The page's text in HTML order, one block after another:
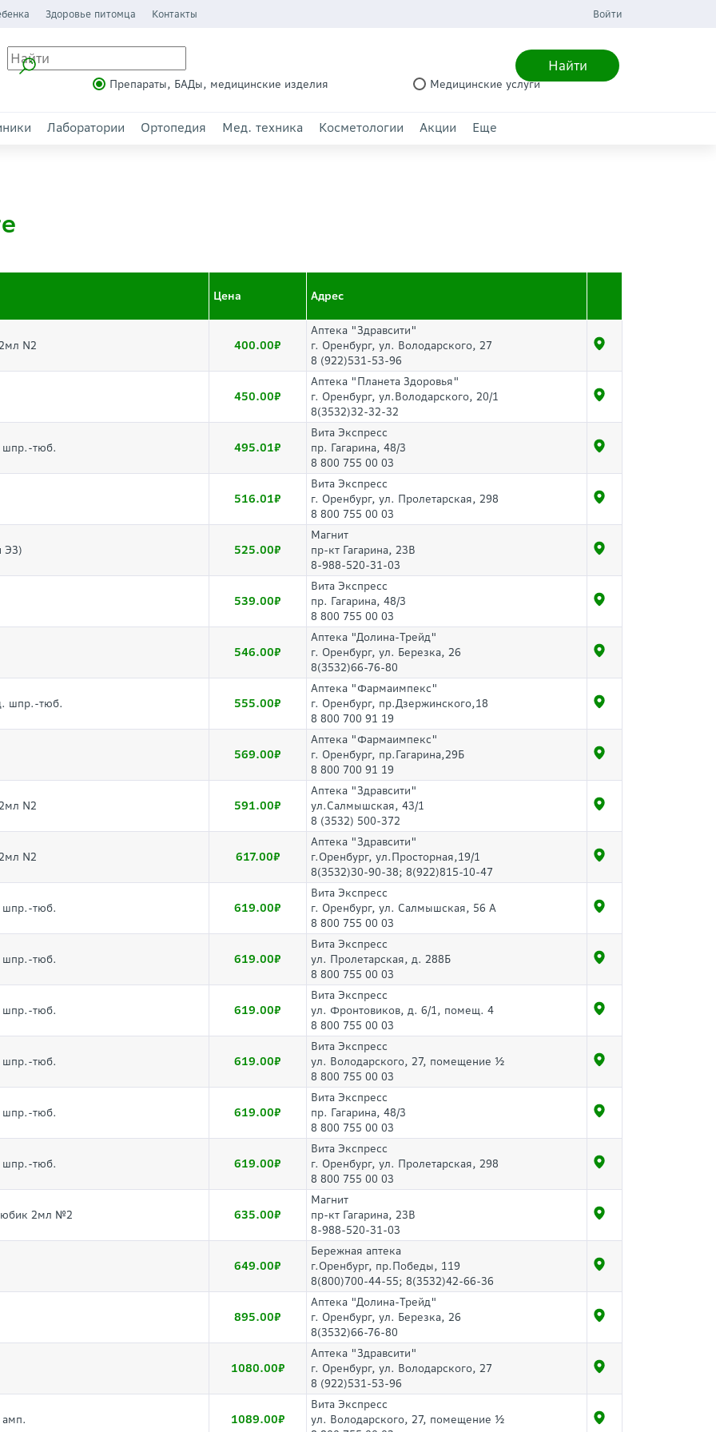
Здоровье питомца Контакты Войти
Найти
Препараты, БАДы, медицинские изделия Медицинские услуги
Лаборатории Ортопедия Мед. техника Косметологии Акции Еще
Цена Адрес
N2 400.00
Аптека "Здравсити"
г. Оренбург, ул. Володарского, 27
8 (922)531-53-96
450.00
Аптека "Планета Здоровья"
г. Оренбург, ул.Володарского, 20/1
8(3532)32-32-32
шпр.-тюб. 495.01
Вита Экспресс
пр. Гагарина, 48/3
8 800 755 00 03
516.01
Вита Экспресс
г. Оренбург, ул. Пролетарская, 298
8 800 755 00 03
ЭЗ) 525.00
Магнит
пр-кт Гагарина, 23В
8-988-520-31-03
539.00
Вита Экспресс
пр. Гагарина, 48/3
8 800 755 00 03
546.00
Аптека "Долина-Трейд"
г. Оренбург, ул. Березка, 26
8(3532)66-76-80
шпр.-тюб. 555.00
Аптека "Фармаимпекс"
г. Оренбург, пр.Дзержинского,18
8 800 700 91 19
569.00
Аптека "Фармаимпекс"
г. Оренбург, пр.Гагарина,29Б
8 800 700 91 19
N2 591.00
Аптека "Здравсити"
ул.Салмышская, 43/1
8 (3532) 500-372
N2 617.00
Аптека "Здравсити"
г.Оренбург, ул.Просторная,19/1
8(3532)30-90-38; 8(922)815-10-47
шпр.-тюб. 619.00
Вита Экспресс
г. Оренбург, ул. Салмышская, 56 А
8 800 755 00 03
шпр.-тюб. 619.00
Вита Экспресс
ул. Пролетарская, д. 288Б
8 800 755 00 03
шпр.-тюб. 619.00
Вита Экспресс
ул. Фронтовиков, д. 6/1, помещ. 4
8 800 755 00 03
шпр.-тюб. 619.00
Вита Экспресс
ул. Володарского, 27, помещение ½
8 800 755 00 03
шпр.-тюб. 619.00
Вита Экспресс
пр. Гагарина, 48/3
8 800 755 00 03
шпр.-тюб. 619.00
Вита Экспресс
г. Оренбург, ул. Пролетарская, 298
8 800 755 00 03
2мл №2 635.00
Магнит
пр-кт Гагарина, 23В
8-988-520-31-03
649.00
Бережная аптека
г.Оренбург, пр.Победы, 119
8(800)700-44-55; 8(3532)42-66-36
895.00
Аптека "Долина-Трейд"
г. Оренбург, ул. Березка, 26
8(3532)66-76-80
1080.00
Аптека "Здравсити"
г. Оренбург, ул. Володарского, 27
8 (922)531-53-96
1089.00
Вита Экспресс
ул. Володарского, 27, помещение ½